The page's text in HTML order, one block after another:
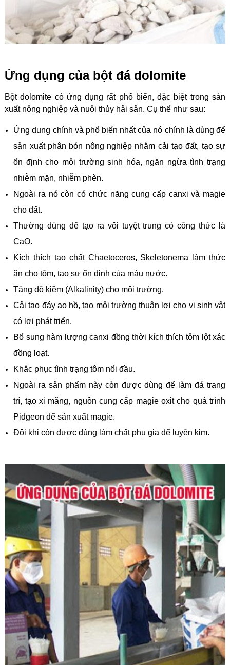
Ứng dụng của bột đá dolomite
Bột dolomite có ứng dụng rất phổ biến, đặc biệt trong sản
xuất nông nghiệp và nuôi thủy hải sản. Cụ thể như sau:
Ứng dụng chính và phổ biến nhất của nó chính là dùng để
sản xuất phân bón nông nghiệp nhằm cải tạo đất, tạo sự
ổn định cho môi trường sinh hóa, ngăn ngừa tình trạng
nhiễm mặn, nhiễm phèn.
Ngoài ra nó còn có chức năng cung cấp canxi và magie
cho đất.
Thường dùng để tạo ra vôi tuyệt trung có công thức là
CaO.
Kích thích tạo chất Chaetoceros, Skeletonema làm thức
ăn cho tôm, tạo sự ổn định của màu nước.
Tăng độ kiềm (Alkalinity) cho môi trường.
Cải tạo đáy ao hồ, tạo môi trường thuận lợi cho vi sinh vật
có lợi phát triển.
Bổ sung hàm lượng canxi đồng thời kích thích tôm lột xác
đồng loạt.
Khắc phục tình trạng tôm nổi đầu.
Ngoài ra sản phẩm này còn được dùng để làm đá trang
trí, tạo xi măng, nguồn cung cấp magie oxit cho quá trình
Pidgeon để sản xuất magie.
Đôi khi còn được dùng làm chất phụ gia để luyện kim.